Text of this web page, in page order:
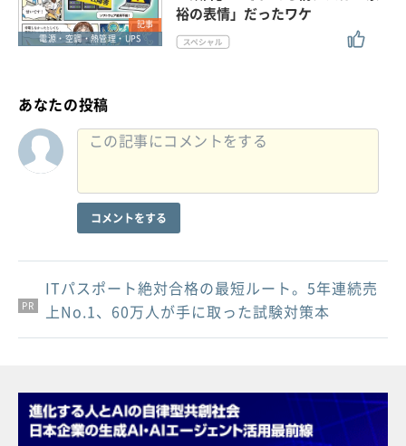
記事
電源・空調・熱管理・UPS
裕の表情」だったワケ
あなたの投稿
コメントをする
PR
PR
PR
ITパスポート絶対合格の最短ルート。5年連続売
上No.1、60万人が手に取った試験対策本